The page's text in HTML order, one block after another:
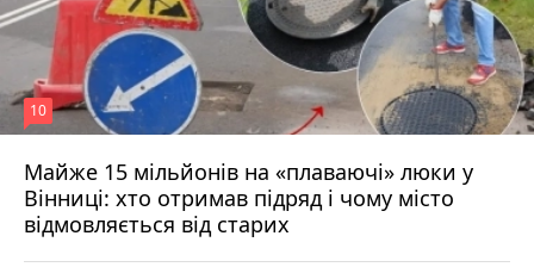
Майже 15 мільйонів на «плаваючі» люки у
Вінниці: хто отримав підряд і чому місто
відмовляється від старих
10